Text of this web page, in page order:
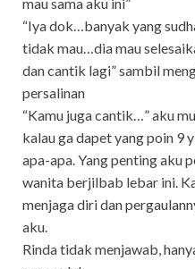
“Iya dok…banyak yang
tidak mau…dia mau
dan cantik lagi” sambil
persalinan
“Kamu juga cantik…” aku
kalau ga dapet yang poin 9
apa-apa. Yang penting aku
wanita berjilbab lebar ini.
menjaga diri dan
aku.
Rinda tidak menjawab,